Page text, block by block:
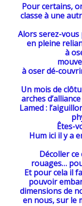
Pour certains,
classe à une
Alors serez-vous
en pleine
à
à oser dé-
Un mois de
arches
Lamed :
Êtes-
Hum ici il y a
Décoller ce
rouages…
Et pour cela il
pouvoir
dimensions de
en nous, sur le